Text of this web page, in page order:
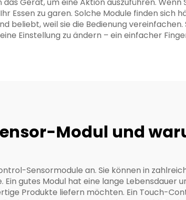
Essen zu garen. Solche Module finden sich
beliebt, weil sie die Bedienung
Einstellung zu ändern – ein einfacher
Modul und
Sensormodule an. Sie können in
gutes Modul hat eine lange Lebensdauer
Produkte liefern möchten. Ein Touch-